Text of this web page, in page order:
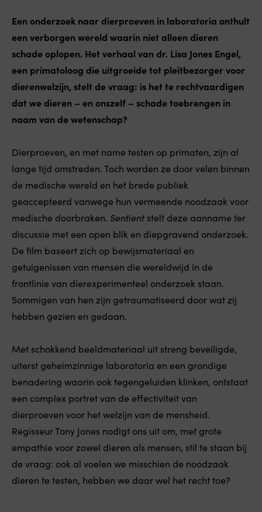
Een onderzoek naar dierproeven in laboratoria onthult
een verborgen wereld waarin niet alleen dieren
schade oplopen. Het verhaal van dr. Lisa Jones Engel,
een primatoloog die uitgroeide tot pleitbezorger voor
dierenwelzijn, stelt de vraag: is het te rechtvaardigen
dat we dieren – en onszelf – schade toebrengen in
naam van de wetenschap?
Dierproeven, en met name testen op primaten, zijn al
lange tijd omstreden. Toch worden ze door velen binnen
de medische wereld en het brede publiek
geaccepteerd vanwege hun vermeende noodzaak voor
medische doorbraken. Sentientstelt deze aanname ter
discussie met een open blik en diepgravend onderzoek.
De film baseert zich op bewijsmateriaal en
getuigenissen van mensen die wereldwijd in de
frontlinie van dierexperimenteel onderzoek staan.
Sommigen van hen zijn getraumatiseerd door wat zij
hebben gezien en gedaan.
Met schokkend beeldmateriaal uit streng beveiligde,
uiterst geheimzinnige laboratoria en een grondige
benadering waarin ook tegengeluiden klinken, ontstaat
een complex portret van de effectiviteit van
dierproeven voor het welzijn van de mensheid.
Regisseur Tony Jones nodigt ons uit om, met grote
empathie voor zowel dieren als mensen, stil te staan bij
de vraag: ook al voelen we misschien de noodzaak
dieren te testen, hebben we daar wel het recht toe?